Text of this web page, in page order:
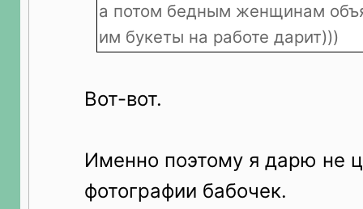
а потом бедным женщинам
им букеты на работе дарит)))
Вот-вот.
Именно поэтому я дарю не
фотографии бабочек.